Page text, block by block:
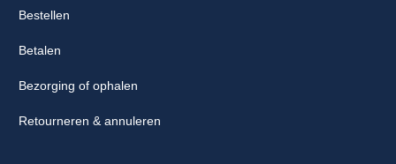
Bestellen
Betalen
Bezorging of ophalen
Retourneren & annuleren